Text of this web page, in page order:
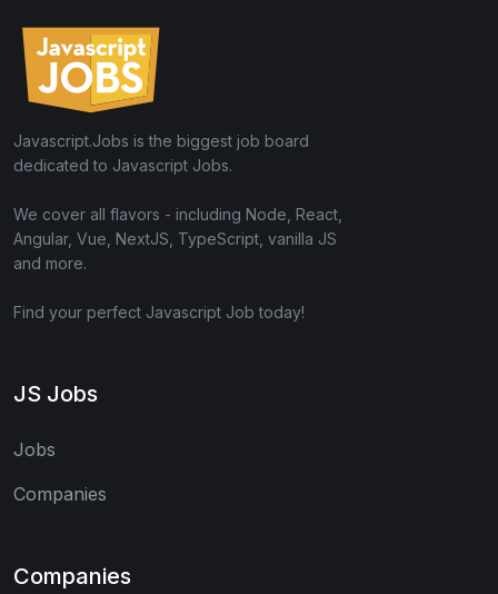
Javascript.Jobs is the biggest job board
dedicated to Javascript Jobs.
We cover all flavors - including Node, React,
Angular, Vue, NextJS, TypeScript, vanilla JS
and more.
Find your perfect Javascript Job today!
JS Jobs
Jobs
Companies
Companies